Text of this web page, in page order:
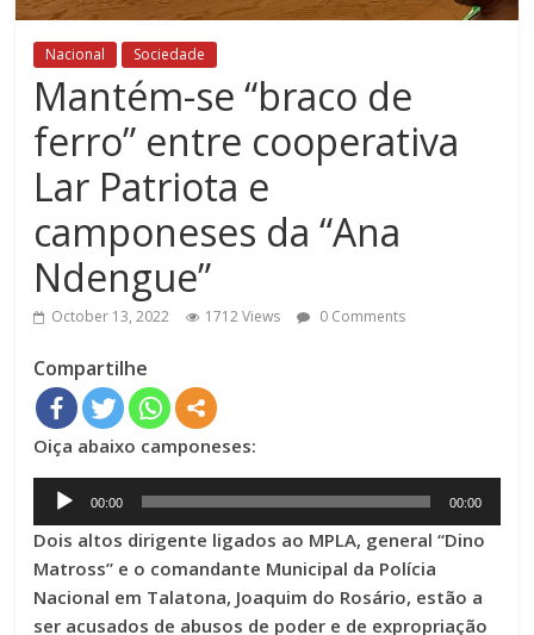
Nacional Sociedade
Mantém-se “braco de
ferro” entre cooperativa
Lar Patriota e
camponeses da “Ana
Ndengue”
October 13, 2022 1712 Views 0 Comments
Compartilhe
Oiça abaixo camponeses:
Audio
Player
00:00 00:00
Dois altos dirigente ligados ao MPLA, general “Dino
Matross” e o comandante Municipal da Polícia
Nacional em Talatona, Joaquim do Rosário, estão a
ser acusados de abusos de poder e de expropriação